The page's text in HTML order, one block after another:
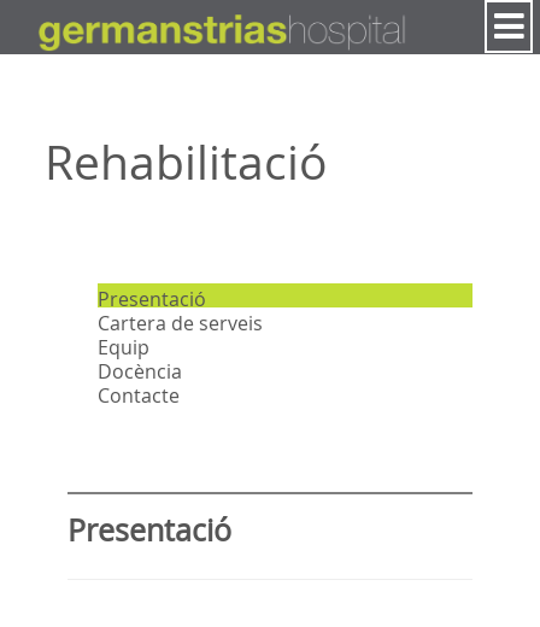
Rehabilitació
Presentació
Cartera de serveis
Equip
Docència
Contacte
Presentació